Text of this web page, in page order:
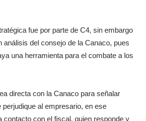
fue por parte de C4, sin embargo
análisis del consejo de la Canaco, pues
una herramienta para el combate a los
directa con la Canaco para señalar
perjudique al empresario, en ese
contacto con el fiscal, quien responde y